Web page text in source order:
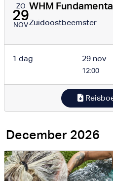
ZO
29
NOV
WHM
Zuidoostbeemster
1 dag 29 nov
12:00
December 2026